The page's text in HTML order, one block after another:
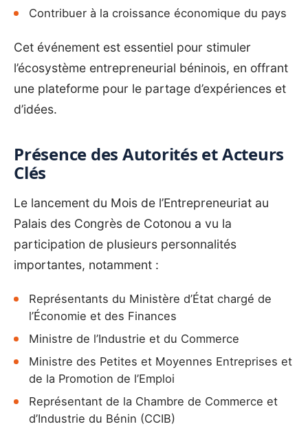
Contribuer à la croissance économique du pays
Cet événement est essentiel pour stimuler
l’écosystème entrepreneurial béninois, en offrant
une plateforme pour le partage d’expériences et
d’idées.
Présence des Autorités et Acteurs
Clés
Le lancement du Mois de l’Entrepreneuriat au
Palais des Congrès de Cotonou a vu la
participation de plusieurs personnalités
importantes, notamment :
Représentants du Ministère d’État chargé de
l’Économie et des Finances
Ministre de l’Industrie et du Commerce
Ministre des Petites et Moyennes Entreprises et
de la Promotion de l’Emploi
Représentant de la Chambre de Commerce et
d’Industrie du Bénin (CCIB)